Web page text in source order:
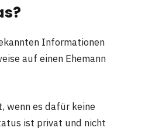
Informationen
auf einen Ehemann
wenn es dafür keine
ist privat und nicht